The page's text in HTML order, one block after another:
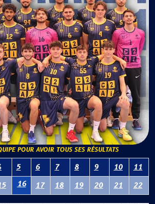
POUR AVOIR TOUS SES RÉSULTATS
5 6 7 8 9 10
11
16 17 18 19 20 21 22